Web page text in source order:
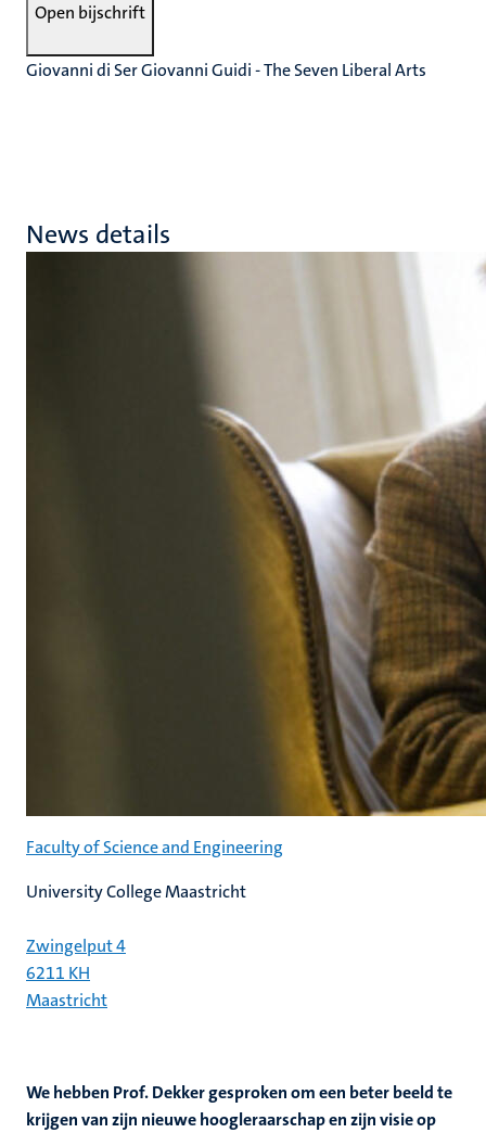
Open bijschrift
Giovanni di Ser Giovanni Guidi - The Seven Liberal Arts
News details
Faculty of Science and Engineering
University College Maastricht
Zwingelput 4
6211 KH
Maastricht
We hebben Prof. Dekker gesproken om een beter beeld te
krijgen van zijn nieuwe hoogleraarschap en zijn visie op